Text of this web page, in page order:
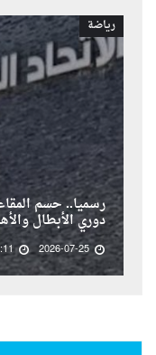
رياضة
رسمياً.. حسم
دوري الأبطال
2026-07-25